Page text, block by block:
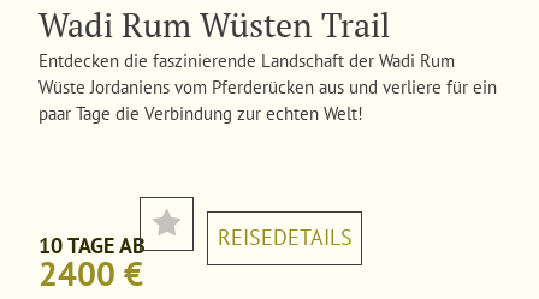
Wadi Rum Wüsten Trail
Entdecken die faszinierende Landschaft der Wadi Rum
Wüste Jordaniens vom Pferderücken aus und verliere für ein
paar Tage die Verbindung zur echten Welt!
10 TAGE AB
2400 €
REISEDETAILS